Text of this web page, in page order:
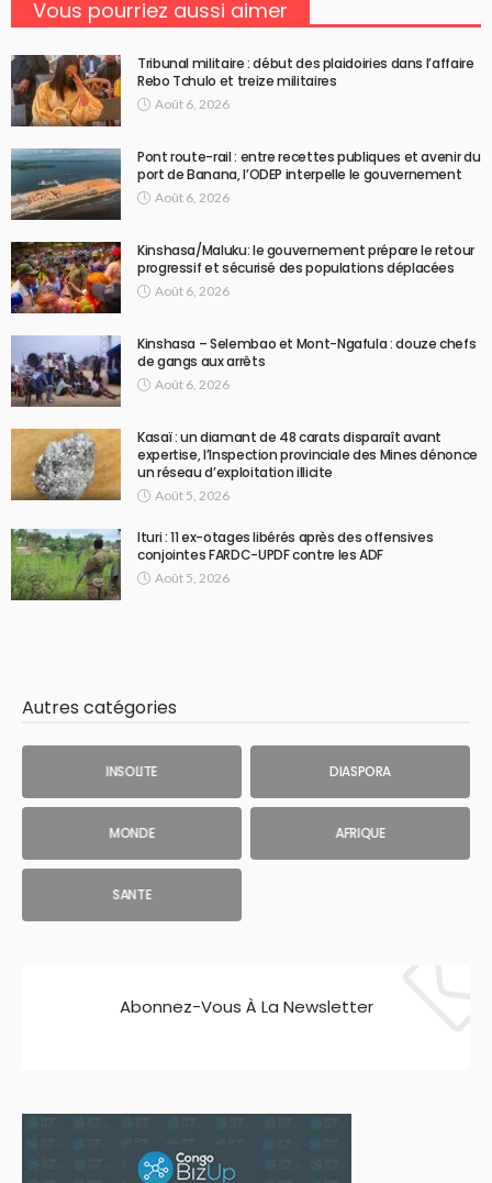
Vous pourriez aussi aimer
Tribunal militaire : début des plaidoiries dans l’affaire
Rebo Tchulo et treize militaires
Août 6, 2026
Pont route-rail : entre recettes publiques et avenir du
port de Banana, l’ODEP interpelle le gouvernement
Août 6, 2026
Kinshasa/Maluku: le gouvernement prépare le retour
progressif et sécurisé des populations déplacées
Août 6, 2026
Kinshasa – Selembao et Mont-Ngafula : douze chefs
de gangs aux arrêts
Août 6, 2026
Kasaï : un diamant de 48 carats disparaît avant
expertise, l’Inspection provinciale des Mines dénonce
un réseau d’exploitation illicite
Août 5, 2026
Ituri : 11 ex-otages libérés après des offensives
conjointes FARDC-UPDF contre les ADF
Août 5, 2026
Autres catégories
INSOLITE DIASPORA
MONDE AFRIQUE
SANTE
Abonnez-Vous À La Newsletter